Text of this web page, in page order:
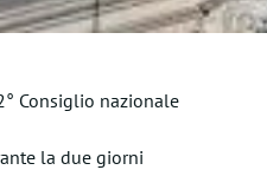
Consiglio nazionale
la due giorni